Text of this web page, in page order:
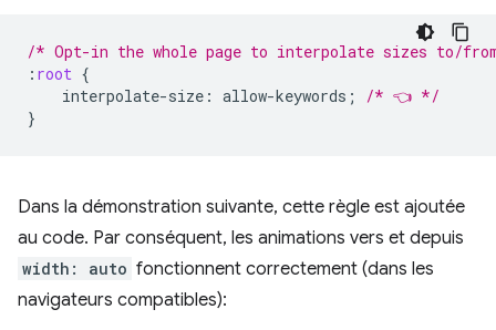
/* Opt-in the whole page to interpolate sizes to/
: root {
interpolate-size : allow-keywords ;
/* 👈 */
}
Dans la démonstration suivante, cette règle est ajoutée
au code. Par conséquent, les animations vers et depuis
width: auto fonctionnent correctement (dans les
navigateurs compatibles):